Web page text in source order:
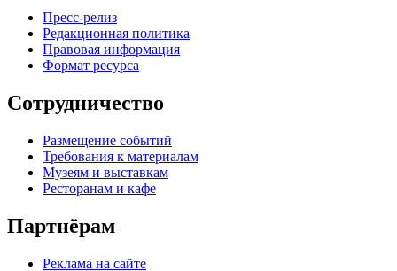
Пресс-релиз
Редакционная политика
Правовая информация
Формат ресурса
Сотрудничество
Размещение событий
Требования к материалам
Музеям и выставкам
Ресторанам и кафе
Партнёрам
Реклама на сайте